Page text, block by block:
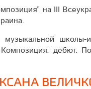
на IІІ
дебют.